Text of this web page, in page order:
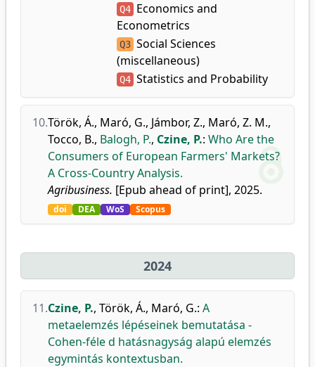
Q4 Economics and
Econometrics
Q3 Social Sciences
(miscellaneous)
Q4 Statistics and Probability
10.Török, Á., Maró, G., Jámbor, Z., Maró, Z. M.,
Tocco, B., Balogh, P., Czine, P.: Who Are the
Consumers of European Farmers' Markets?
A Cross-Country Analysis.
Agribusiness. [Epub ahead of print], 2025.
doi DEA WoS Scopus
2024
11.Czine, P., Török, Á., Maró, G.: A
metaelemzés lépéseinek bemutatása -
Cohen-féle d hatásnagyság alapú elemzés
egymintás kontextusban.